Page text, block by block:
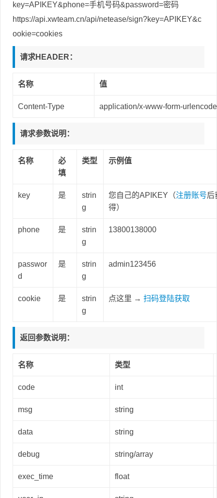
key=APIKEY&phone=手机号码&password=密码
https://api.xwteam.cn/api/netease/sign?key=APIKEY&c
ookie=cookies
请求HEADER：
名称 值
Content-Type application/x-www-form-
请求参数说明：
名称
必
填
类型 示例值
key 是
strin
g
您自己的APIKEY（注册账号后
得）
phone 是
strin
g
13800138000
passwor
d
是
strin
g
admin123456
cookie 是
strin
g
点这里 → 扫码登陆获取
返回参数说明：
名称 类型
code int
msg string
data string
debug string/array
exec_time float